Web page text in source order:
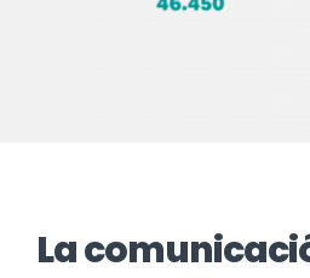
La